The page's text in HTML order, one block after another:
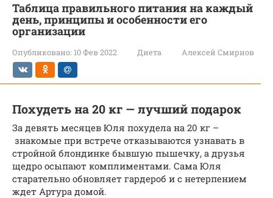
Таблица правильного питания на каждый
день, принципы и особенности его
организации
Опубликовано: 10 Фев 2022 Диета Алексей Смирнов
Похудеть на 20 кг — лучший подарок
За девять месяцев Юля похудела на 20 кг –
знакомые при встрече отказываются узнавать в
стройной блондинке бывшую пышечку, а друзья
щедро осыпают комплиментами. Сама Юля
старательно обновляет гардероб и с нетерпением
ждет Артура домой.